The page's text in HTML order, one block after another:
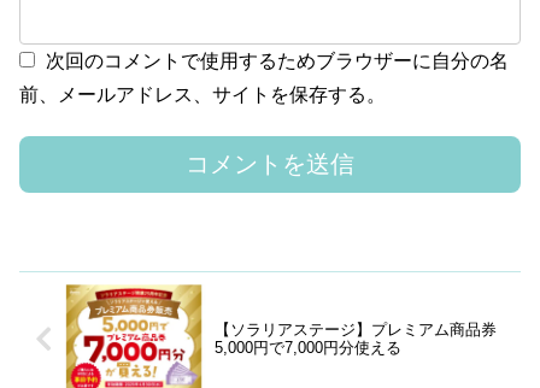
次回のコメントで使用するためブラウザーに自分の名
前、メールアドレス、サイトを保存する。
【ソラリアステージ】プレミアム商品券
5,000円で7,000円分使える